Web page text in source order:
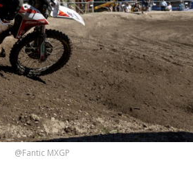
@Fantic MXGP